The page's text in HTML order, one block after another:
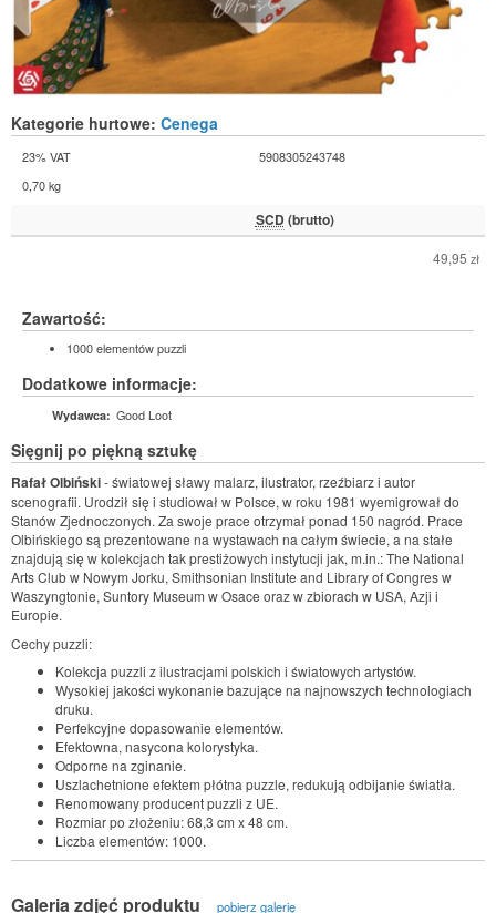
Kategorie hurtowe: Cenega
23% VAT
5908305243748
0,70 kg
SCD (brutto)
49,95 zł
Zawartość:
1000 elementów puzzli
Dodatkowe informacje:
Wydawca: Good Loot
Sięgnij po piękną sztukę
Rafał Olbiński- światowej sławy malarz, ilustrator, rzeźbiarz i autor
scenografii. Urodził się i studiował w Polsce, w roku 1981 wyemigrował do
Stanów Zjednoczonych. Za swoje prace otrzymał ponad 150 nagród. Prace
Olbińskiego są prezentowane na wystawach na całym świecie, a na stałe
znajdują się w kolekcjach tak prestiżowych instytucji jak, m.in.: The National
Arts Club w Nowym Jorku, Smithsonian Institute and Library of Congres w
Waszyngtonie, Suntory Museum w Osace oraz w zbiorach w USA, Azji i
Europie.
Cechy puzzli:
Kolekcja puzzli z ilustracjami polskich i światowych artystów.
Wysokiej jakości wykonanie bazujące na najnowszych technologiach
druku.
Perfekcyjne dopasowanie elementów.
Efektowna, nasycona kolorystyka.
Odporne na zginanie.
Uszlachetnione efektem płótna puzzle, redukują odbijanie światła.
Renomowany producent puzzli z UE.
Rozmiar po złożeniu: 68,3 cm x 48 cm.
Liczba elementów: 1000.
Galeria zdjęć produktu pobierz galerię